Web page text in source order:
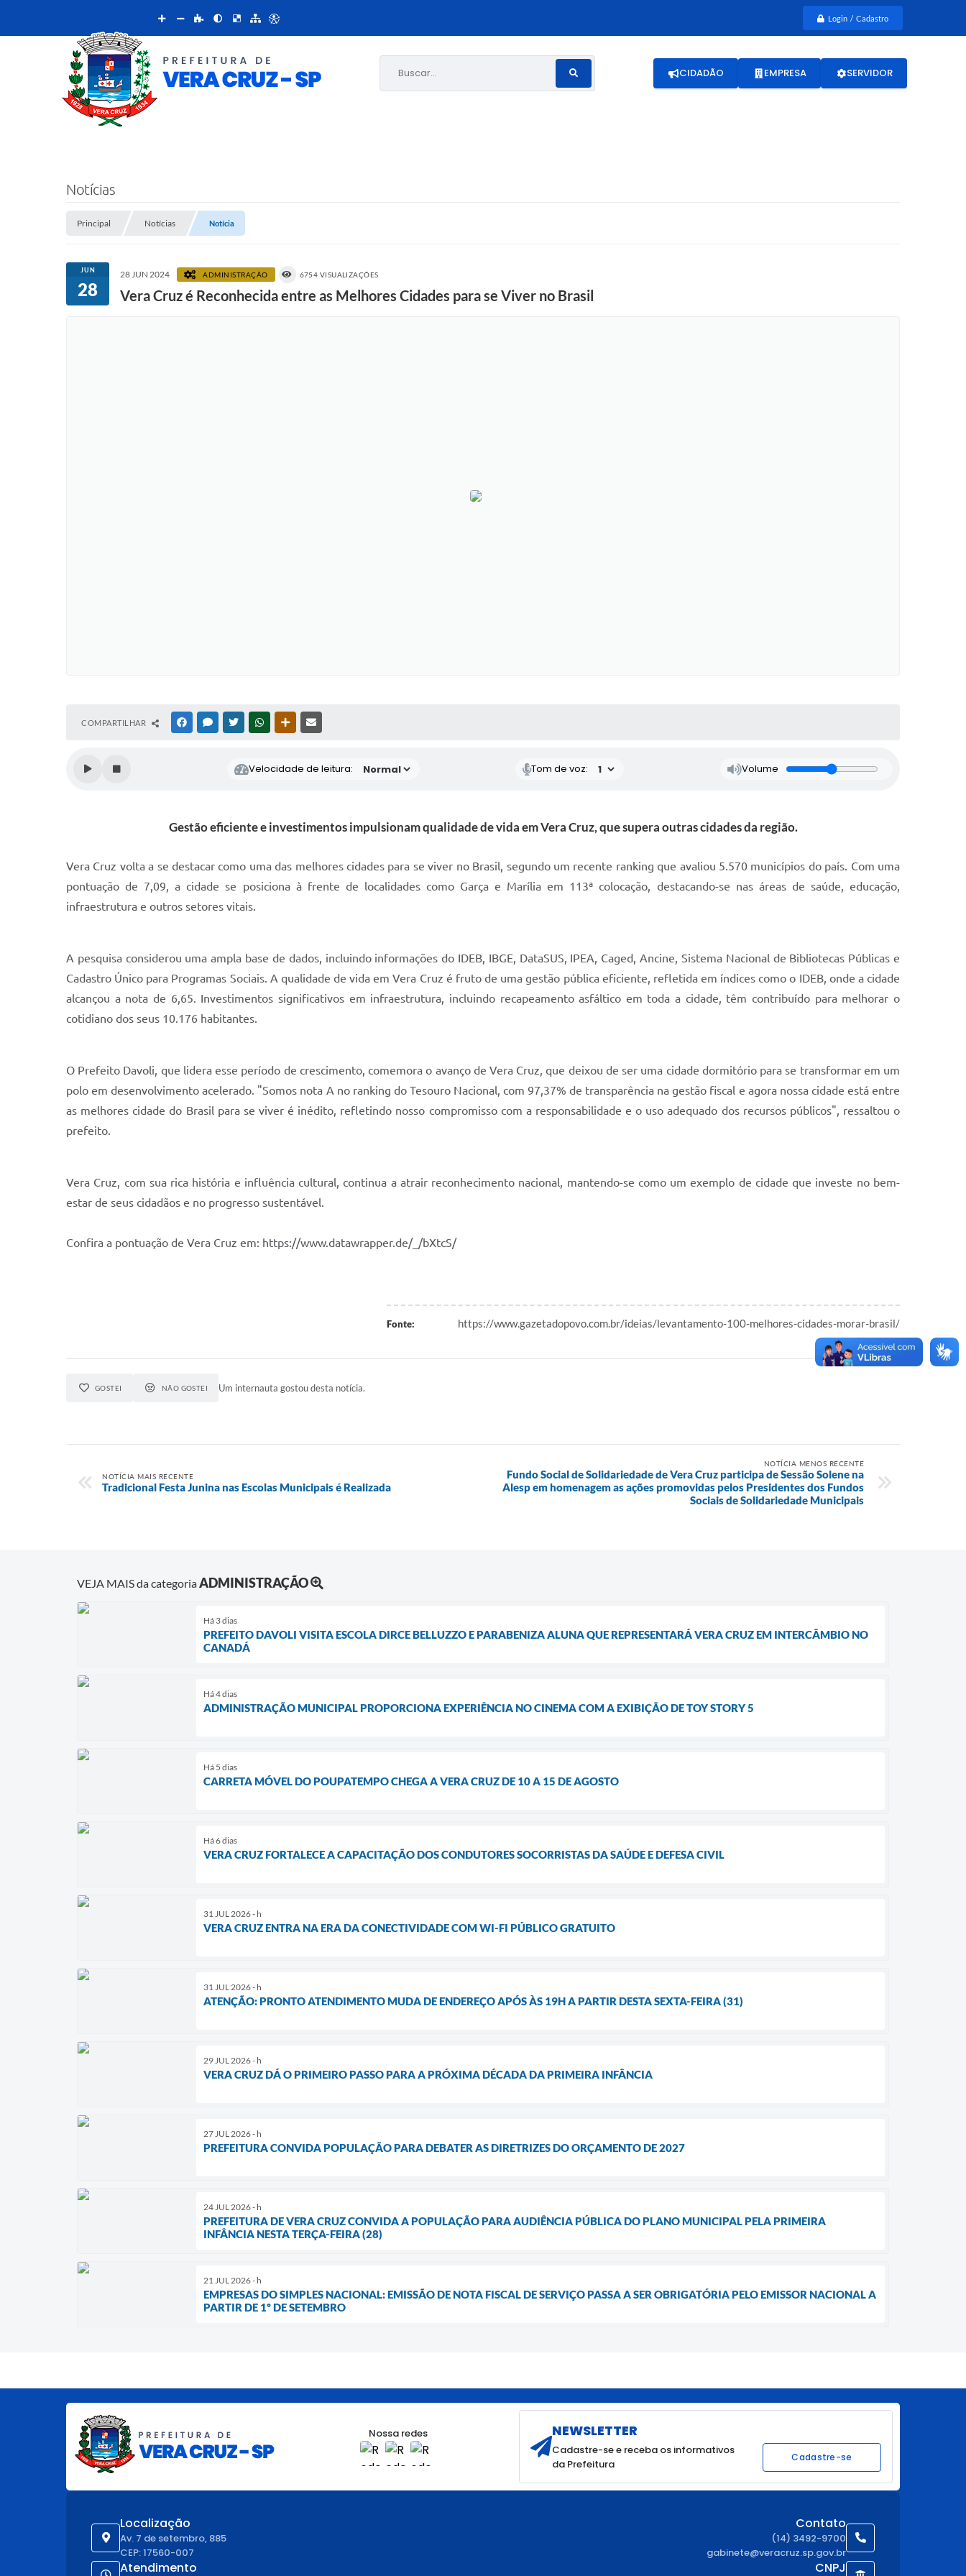
Login / Cadastro
Buscar... CIDADÃO EMPRESA SERVIDOR
Notícias
Principal Notícias Notícia
JUN
28
28 JUN 2024 ADMINISTRAÇÃO 6754 VISUALIZAÇÕES
Vera Cruz é Reconhecida entre as Melhores Cidades para se Viver no Brasil
COMPARTILHAR FACEBOOKMESSENGER
TWITTERWHATSAPPOUTRAS MÍDIAS
Velocidade de leitura: Tom de voz: Volume
Gestão eficiente e investimentos impulsionam qualidade de vida em Vera Cruz, que supera outras cidades da região.
Vera Cruz volta a se destacar como uma das melhores cidades para se viver no Brasil, segundo um recente ranking que avaliou 5.570 municípios do país. Com uma
pontuação de 7,09, a cidade se posiciona à frente de localidades como Garça e Marília em 113ª colocação, destacando-se nas áreas de saúde, educação,
infraestrutura e outros setores vitais.
A pesquisa considerou uma ampla base de dados, incluindo informações do IDEB, IBGE, DataSUS, IPEA, Caged, Ancine, Sistema Nacional de Bibliotecas Públicas e
Cadastro Único para Programas Sociais. A qualidade de vida em Vera Cruz é fruto de uma gestão pública eficiente, refletida em índices como o IDEB, onde a cidade
alcançou a nota de 6,65. Investimentos significativos em infraestrutura, incluindo recapeamento asfáltico em toda a cidade, têm contribuído para melhorar o
cotidiano dos seus 10.176 habitantes.
O Prefeito Davoli, que lidera esse período de crescimento, comemora o avanço de Vera Cruz, que deixou de ser uma cidade dormitório para se transformar em um
polo em desenvolvimento acelerado. "Somos nota A no ranking do Tesouro Nacional, com 97,37% de transparência na gestão fiscal e agora nossa cidade está entre
as melhores cidade do Brasil para se viver é inédito, refletindo nosso compromisso com a responsabilidade e o uso adequado dos recursos públicos", ressaltou o
prefeito.
Vera Cruz, com sua rica história e influência cultural, continua a atrair reconhecimento nacional, mantendo-se como um exemplo de cidade que investe no bem-
estar de seus cidadãos e no progresso sustentável.
Confira a pontuação de Vera Cruz em: https://www.datawrapper.de/_/bXtcS/
Fonte: https://www.gazetadopovo.com.br/ideias/levantamento-100-melhores-cidades-morar-brasil/
GOSTEI NÃO GOSTEI Um internauta gostou desta notícia.
NOTÍCIA MAIS RECENTE
Tradicional Festa Junina nas Escolas Municipais é Realizada
NOTÍCIA MENOS RECENTE
Fundo Social de Solidariedade de Vera Cruz participa de Sessão Solene na
Alesp em homenagem as ações promovidas pelos Presidentes dos Fundos
Sociais de Solidariedade Municipais
VEJA MAIS da categoriaADMINISTRAÇÃO
Há 3 dias
PREFEITO DAVOLI VISITA ESCOLA DIRCE BELLUZZO E PARABENIZA ALUNA QUE REPRESENTARÁ VERA CRUZ EM INTERCÂMBIO NO
CANADÁ
Há 4 dias
ADMINISTRAÇÃO MUNICIPAL PROPORCIONA EXPERIÊNCIA NO CINEMA COM A EXIBIÇÃO DE TOY STORY 5
Há 5 dias
CARRETA MÓVEL DO POUPATEMPO CHEGA A VERA CRUZ DE 10 A 15 DE AGOSTO
Há 6 dias
VERA CRUZ FORTALECE A CAPACITAÇÃO DOS CONDUTORES SOCORRISTAS DA SAÚDE E DEFESA CIVIL
31 JUL 2026 - h
VERA CRUZ ENTRA NA ERA DA CONECTIVIDADE COM WI-FI PÚBLICO GRATUITO
31 JUL 2026 - h
ATENÇÃO: PRONTO ATENDIMENTO MUDA DE ENDEREÇO APÓS ÀS 19H A PARTIR DESTA SEXTA-FEIRA (31)
29 JUL 2026 - h
VERA CRUZ DÁ O PRIMEIRO PASSO PARA A PRÓXIMA DÉCADA DA PRIMEIRA INFÂNCIA
27 JUL 2026 - h
PREFEITURA CONVIDA POPULAÇÃO PARA DEBATER AS DIRETRIZES DO ORÇAMENTO DE 2027
24 JUL 2026 - h
PREFEITURA DE VERA CRUZ CONVIDA A POPULAÇÃO PARA AUDIÊNCIA PÚBLICA DO PLANO MUNICIPAL PELA PRIMEIRA
INFÂNCIA NESTA TERÇA-FEIRA (28)
21 JUL 2026 - h
EMPRESAS DO SIMPLES NACIONAL: EMISSÃO DE NOTA FISCAL DE SERVIÇO PASSA A SER OBRIGATÓRIA PELO EMISSOR NACIONAL A
PARTIR DE 1º DE SETEMBRO
Localização
Av. 7 de setembro, 885
CEP: 17560-007
Contato
(14) 3492-9700
gabinete@veracruz.sp.gov.br
Atendimento CNPJ
Nossa redes NEWSLETTER
Cadastre-se e receba os informativos
da Prefeitura
Cadastre-se